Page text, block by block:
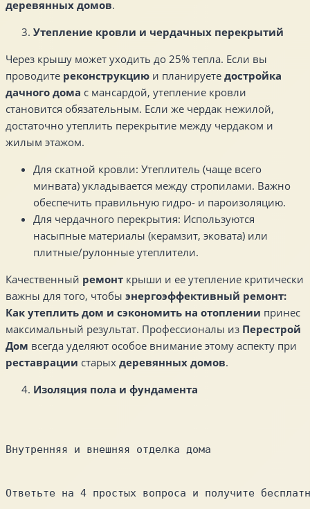
деревянных домов.
Утепление кровли и чердачных перекрытий
Через крышу может уходить до 25% тепла. Если вы
проводите реконструкцию и планируете достройка
дачного дома с мансардой, утепление кровли
становится обязательным. Если же чердак нежилой,
достаточно утеплить перекрытие между чердаком и
жилым этажом.
Для скатной кровли: Утеплитель (чаще всего
минвата) укладывается между стропилами. Важно
обеспечить правильную гидро- и пароизоляцию.
Для чердачного перекрытия: Используются
насыпные материалы (керамзит, эковата) или
плитные/рулонные утеплители.
Качественный ремонт крыши и ее утепление критически
важны для того, чтобы энергоэффективный ремонт:
Как утеплить дом и сэкономить на отоплении принес
максимальный результат. Профессионалы из Перестрой
Дом всегда уделяют особое внимание этому аспекту при
реставрации старых деревянных домов.
Изоляция пола и фундамента
Внутренняя и внешняя отделка дома
Ответьте на 4 простых вопроса и получите